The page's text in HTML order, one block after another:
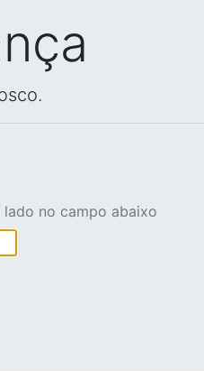
no campo abaixo